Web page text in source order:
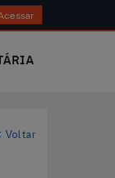
Voltar